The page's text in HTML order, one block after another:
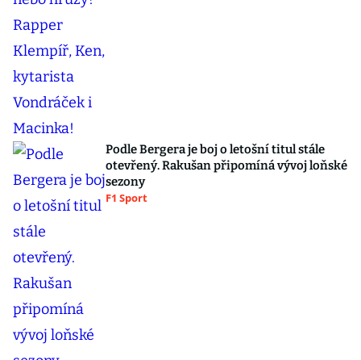
Podle Bergera je boj o letošní titul stále
otevřený. Rakušan připomíná vývoj loňské
sezony
F1 Sport